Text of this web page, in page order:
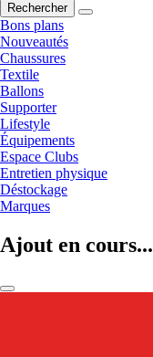
Rechercher
Bons plans
Nouveautés
Chaussures
Textile
Ballons
Supporter
Lifestyle
Équipements
Espace Clubs
Entretien physique
Déstockage
Marques
Ajout en cours...